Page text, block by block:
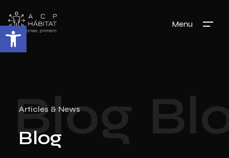
Abrir barra de herramientas Menu
Articles & News
Blog
Blog